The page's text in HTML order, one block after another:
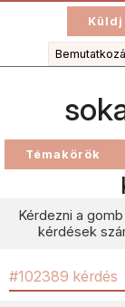
Témakörök
Kérdezni a
kérdések
#102389 kérdés